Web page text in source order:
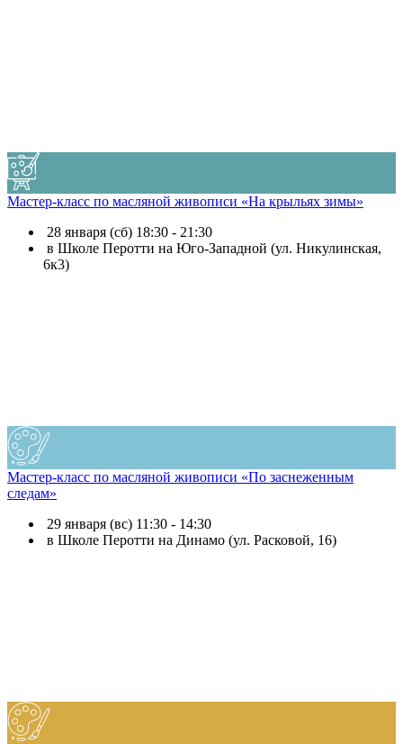
Мастер-класс по масляной живописи «На крыльях зимы»
28 января (сб) 18:30 - 21:30
в Школе Перотти на Юго-Западной (ул. Никулинская,
6к3)
Мастер-класс по масляной живописи «По заснеженным
следам»
29 января (вс) 11:30 - 14:30
в Школе Перотти на Динамо (ул. Расковой, 16)